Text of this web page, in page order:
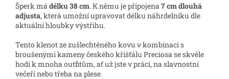
Šperk mádélku 38 cm. K němu je připojena7 cm dlouhá
adjusta, která umožní upravovat délku náhrdelníku dle
aktuální hloubky výstřihu.
Tento klenot ze zušlechtěného kovu v kombinaci s
broušenými kameny českého křišťálu Preciosa se skvěle
hodí k mnoha outfitům, ať už jste v práci, na slavnostní
večeři nebo třeba na plese.